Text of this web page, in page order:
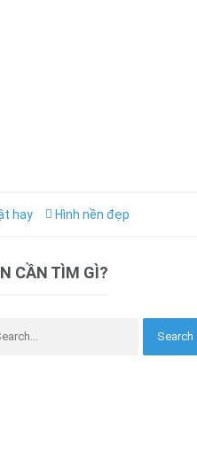
hay Hình nền đẹp
CẦN TÌM GÌ?